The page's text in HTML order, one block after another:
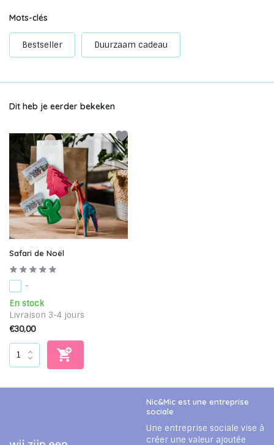
Mots-clés
Bestseller Duurzaam cadeau
Dit heb je eerder bekeken
Safari de Noël
-
En stock
Livraison 3-4 jours
€30,00
Nic&Mic est une entreprise
sociale
Une entreprise sociale vise à
créer une valeur ajoutée